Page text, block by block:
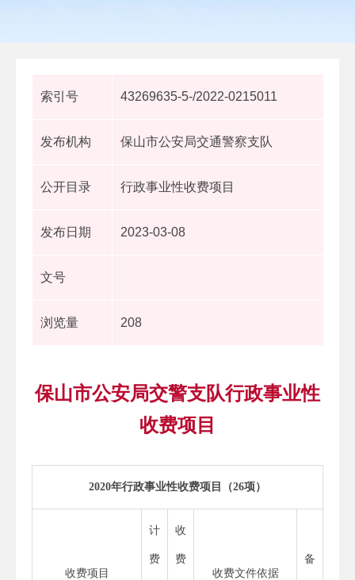
索引号 43269635-5-/2022-0215011
发布机构 保山市公安局交通警察支队
公开目录 行政事业性收费项目
发布日期 2023-03-08
文号
浏览量 208
保山市公安局交警支队行政事业性
收费项目
2020年行政事业性收费项目（26项）
收费项目
计
费
收
费
收费文件依据
备